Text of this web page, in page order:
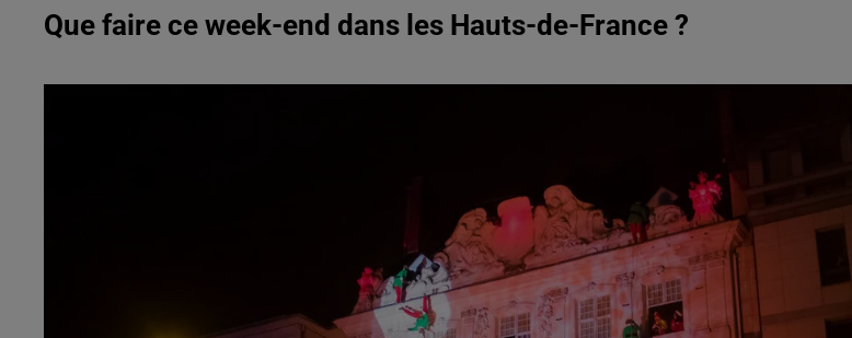
Que faire ce week-end dans les Hauts-de-France ?